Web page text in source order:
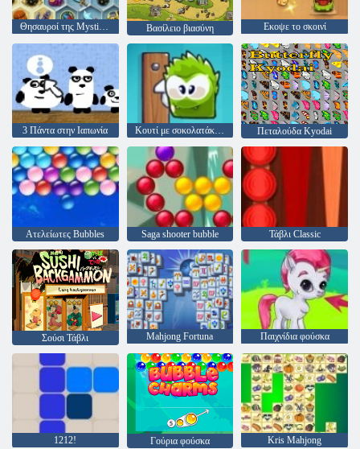
Θησαυροί της Mystic Sea Βασίλειο βιασύνη Εκοψε το σκοινί
3 Πάντα στην Ιαπωνία Κουτί με σοκολατάκια μου Πεταλούδα Kyodai
Ατελείωτες Bubbles Saga shooter bubble Τάβλι Classic
Σούσι Τάβλι Mahjong Fortuna Παιχνίδια φούσκα
1212! Γούρια φούσκα Kris Mahjong